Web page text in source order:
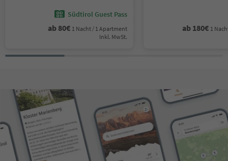
Südtirol Guest Pass
ab 80€ 1 Nacht / 1 Apartment
Inkl. MwSt.
ab 180€ 1